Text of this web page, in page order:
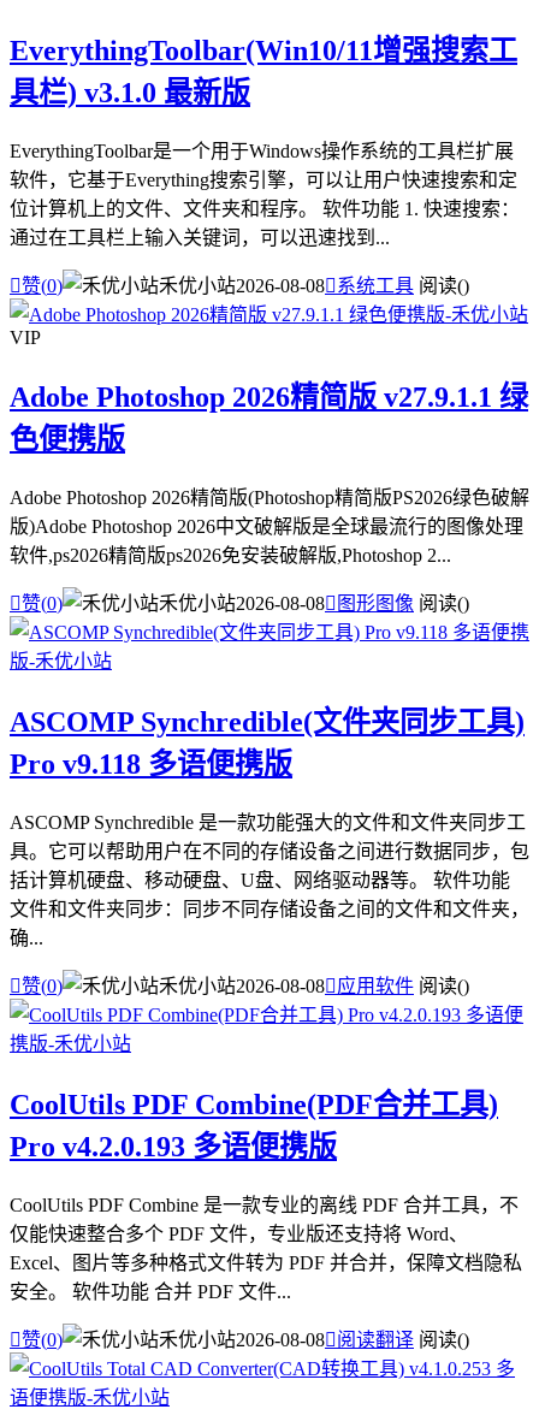
EverythingToolbar(Win10/11增强搜索工
具栏) v3.1.0 最新版
EverythingToolbar是一个用于Windows操作系统的工具栏扩展
软件，它基于Everything搜索引擎，可以让用户快速搜索和定
位计算机上的文件、文件夹和程序。 软件功能 1. 快速搜索：
通过在工具栏上输入关键词，可以迅速找到...
赞(0) 禾优小站2026-08-08系统工具 阅读()
VIP
Adobe Photoshop 2026精简版 v27.9.1.1 绿
色便携版
Adobe Photoshop 2026精简版(Photoshop精简版PS2026绿色破解
版)Adobe Photoshop 2026中文破解版是全球最流行的图像处理
软件,ps2026精简版ps2026免安装破解版,Photoshop 2...
赞(0) 禾优小站2026-08-08 图形图像 阅读()
ASCOMP Synchredible(文件夹同步工具)
Pro v9.118 多语便携版
ASCOMP Synchredible 是一款功能强大的文件和文件夹同步工
具。它可以帮助用户在不同的存储设备之间进行数据同步，包
括计算机硬盘、移动硬盘、U盘、网络驱动器等。 软件功能
文件和文件夹同步：同步不同存储设备之间的文件和文件夹，
确...
赞(0) 禾优小站2026-08-08应用软件 阅读()
CoolUtils PDF Combine(PDF合并工具)
Pro v4.2.0.193 多语便携版
CoolUtils PDF Combine 是一款专业的离线 PDF 合并工具，不
仅能快速整合多个 PDF 文件，专业版还支持将 Word、
Excel、图片等多种格式文件转为 PDF 并合并，保障文档隐私
安全。 软件功能 合并 PDF 文件...
赞(0) 禾优小站2026-08-08阅读翻译 阅读()